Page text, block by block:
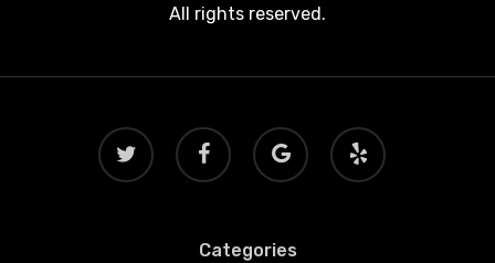
All rights reserved.
twitter facebook
google-
plus
yelp
Categories